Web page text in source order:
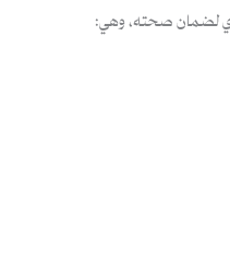
لضمان صحته، وهي: